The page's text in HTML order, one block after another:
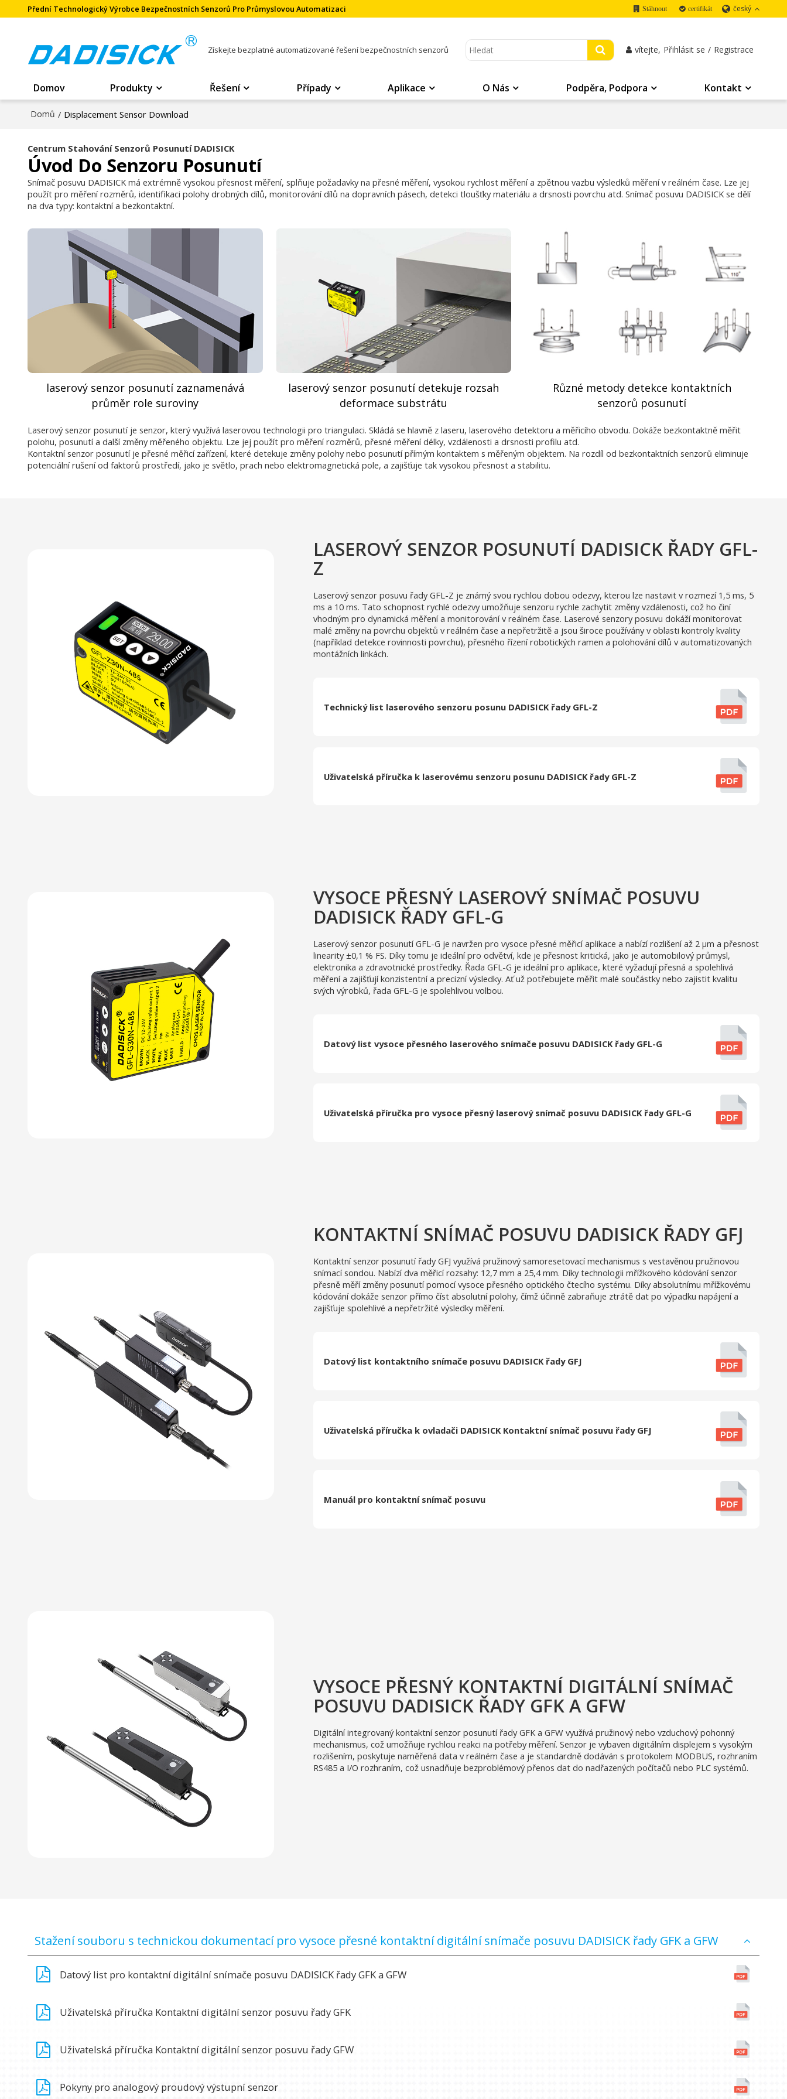
Přední Technologický Výrobce Bezpečnostních Senzorů Pro Průmyslovou Automatizaci Stáhnout certifikát český
Získejte bezplatné automatizované řešení bezpečnostních senzorů vítejte, Přihlásit se / Registrace
Domov Produkty Řešení Případy Aplikace O Nás Podpěra, Podpora Kontakt
Domů / Displacement Sensor Download
Centrum Stahování Senzorů Posunutí DADISICK
Úvod Do Senzoru Posunutí
Snímač posuvu DADISICK má extrémně vysokou přesnost měření, splňuje požadavky na přesné měření, vysokou rychlost měření a zpětnou vazbu výsledků měření v reálném čase. Lze jej
použít pro měření rozměrů, identifikaci polohy drobných dílů, monitorování dílů na dopravních pásech, detekci tloušťky materiálu a drsnosti povrchu atd. Snímač posuvu DADISICK se dělí
na dva typy: kontaktní a bezkontaktní.
laserový senzor posunutí zaznamenává
průměr role suroviny
laserový senzor posunutí detekuje rozsah
deformace substrátu
Různé metody detekce kontaktních
senzorů posunutí
Laserový senzor posunutí je senzor, který využívá laserovou technologii pro triangulaci. Skládá se hlavně z laseru, laserového detektoru a měřicího obvodu. Dokáže bezkontaktně měřit
polohu, posunutí a další změny měřeného objektu. Lze jej použít pro měření rozměrů, přesné měření délky, vzdálenosti a drsnosti profilu atd.
Kontaktní senzor posunutí je přesné měřicí zařízení, které detekuje změny polohy nebo posunutí přímým kontaktem s měřeným objektem. Na rozdíl od bezkontaktních senzorů eliminuje
potenciální rušení od faktorů prostředí, jako je světlo, prach nebo elektromagnetická pole, a zajišťuje tak vysokou přesnost a stabilitu.
LASEROVÝ SENZOR POSUNUTÍ DADISICK ŘADY GFL-
Z
Laserový senzor posuvu řady GFL-Z je známý svou rychlou dobou odezvy, kterou lze nastavit v rozmezí 1,5 ms, 5
ms a 10 ms. Tato schopnost rychlé odezvy umožňuje senzoru rychle zachytit změny vzdálenosti, což ho činí
vhodným pro dynamická měření a monitorování v reálném čase. Laserové senzory posuvu dokáží monitorovat
malé změny na povrchu objektů v reálném čase a nepřetržitě a jsou široce používány v oblasti kontroly kvality
(například detekce rovinnosti povrchu), přesného řízení robotických ramen a polohování dílů v automatizovaných
montážních linkách.
Technický list laserového senzoru posunu DADISICK řady GFL-Z
Uživatelská příručka k laserovému senzoru posunu DADISICK řady GFL-Z
VYSOCE PŘESNÝ LASEROVÝ SNÍMAČ POSUVU
DADISICK ŘADY GFL-G
Laserový senzor posunutí GFL-G je navržen pro vysoce přesné měřicí aplikace a nabízí rozlišení až 2 μm a přesnost
linearity ±0,1 % FS. Díky tomu je ideální pro odvětví, kde je přesnost kritická, jako je automobilový průmysl,
elektronika a zdravotnické prostředky. Řada GFL-G je ideální pro aplikace, které vyžadují přesná a spolehlivá
měření a zajišťují konzistentní a precizní výsledky. Ať už potřebujete měřit malé součástky nebo zajistit kvalitu
svých výrobků, řada GFL-G je spolehlivou volbou.
Datový list vysoce přesného laserového snímače posuvu DADISICK řady GFL-G
Uživatelská příručka pro vysoce přesný laserový snímač posuvu DADISICK řady GFL-G
KONTAKTNÍ SNÍMAČ POSUVU DADISICK ŘADY GFJ
Kontaktní senzor posunutí řady GFJ využívá pružinový samoresetovací mechanismus s vestavěnou pružinovou
snímací sondou. Nabízí dva měřicí rozsahy: 12,7 mm a 25,4 mm. Díky technologii mřížkového kódování senzor
přesně měří změny posunutí pomocí vysoce přesného optického čtecího systému. Díky absolutnímu mřížkovému
kódování dokáže senzor přímo číst absolutní polohy, čímž účinně zabraňuje ztrátě dat po výpadku napájení a
zajišťuje spolehlivé a nepřetržité výsledky měření.
Datový list kontaktního snímače posuvu DADISICK řady GFJ
Uživatelská příručka k ovladači DADISICK Kontaktní snímač posuvu řady GFJ
Manuál pro kontaktní snímač posuvu
VYSOCE PŘESNÝ KONTAKTNÍ DIGITÁLNÍ SNÍMAČ
POSUVU DADISICK ŘADY GFK A GFW
Digitální integrovaný kontaktní senzor posunutí řady GFK a GFW využívá pružinový nebo vzduchový pohonný
mechanismus, což umožňuje rychlou reakci na potřeby měření. Senzor je vybaven digitálním displejem s vysokým
rozlišením, poskytuje naměřená data v reálném čase a je standardně dodáván s protokolem MODBUS, rozhraním
RS485 a I/O rozhraním, což usnadňuje bezproblémový přenos dat do nadřazených počítačů nebo PLC systémů.
Stažení souboru s technickou dokumentací pro vysoce přesné kontaktní digitální snímače posuvu DADISICK řady GFK a GFW
Datový list pro kontaktní digitální snímače posuvu DADISICK řady GFK a GFW
Uživatelská příručka Kontaktní digitální senzor posuvu řady GFK
Uživatelská příručka Kontaktní digitální senzor posuvu řady GFW
Pokyny pro analogový proudový výstupní senzor